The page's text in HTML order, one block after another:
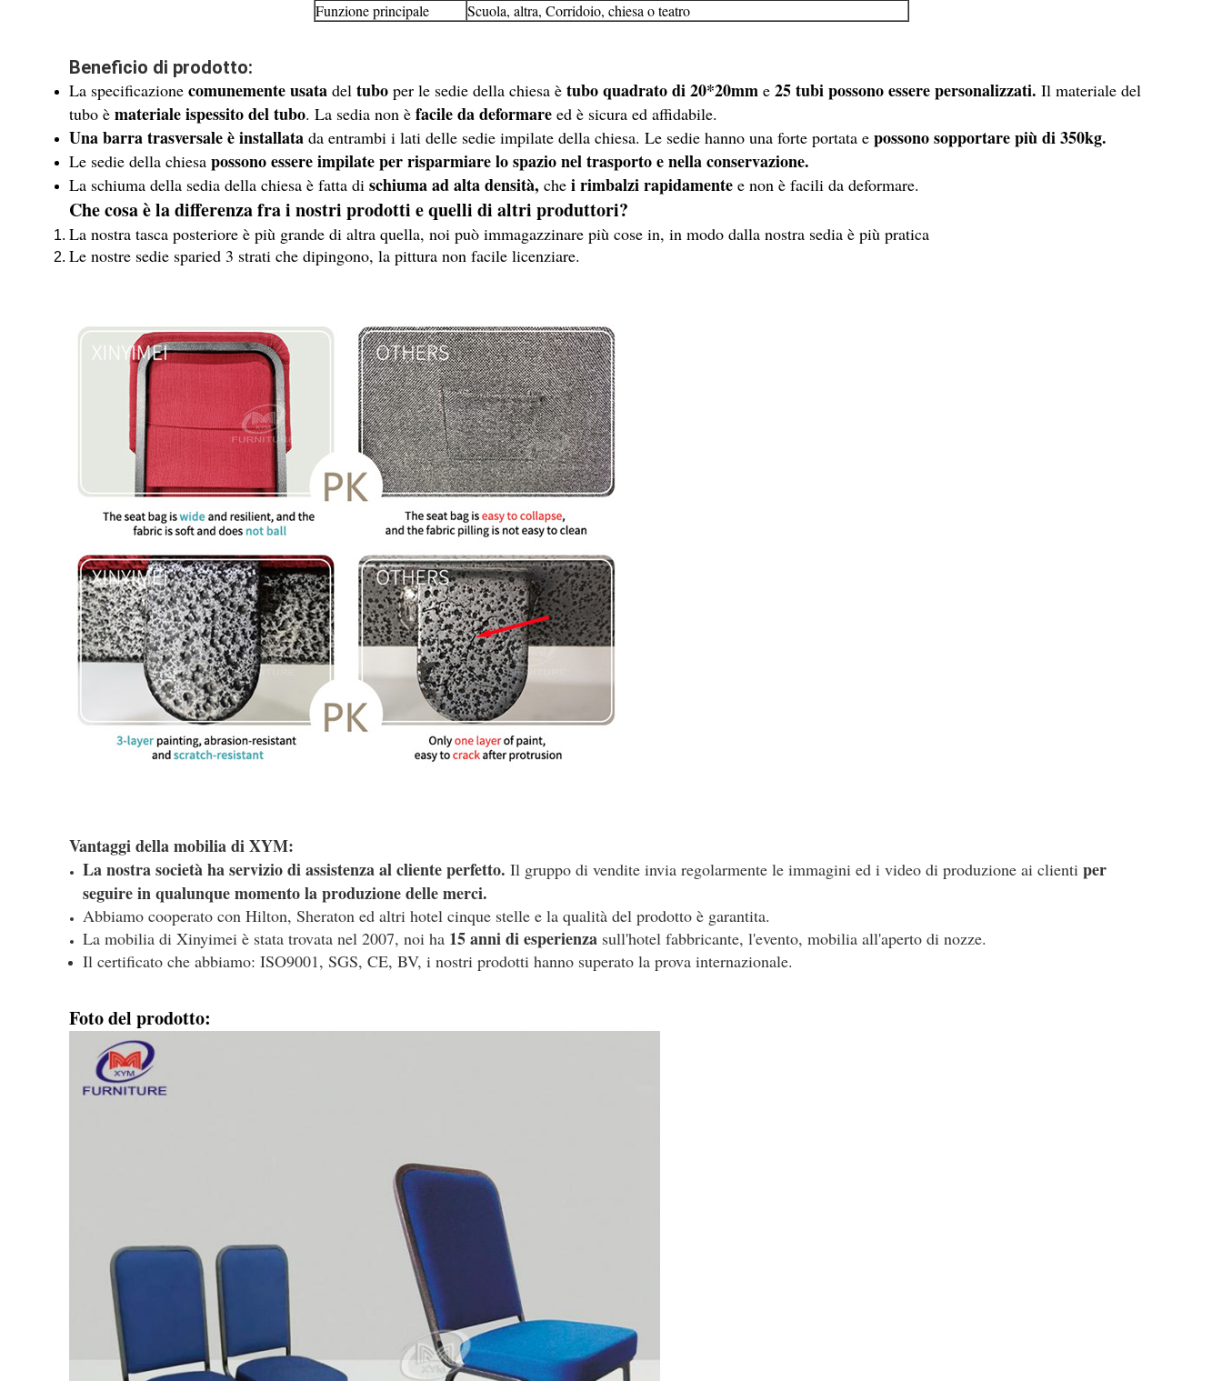
Funzione principale
Scuola, altra, Corridoio, chiesa o teatro
Beneficio di prodotto:
La specificazione comunemente usata del tubo per le sedie della chiesa è tubo quadrato di 20*20mm e 25 tubi possono essere personalizzati. Il materiale del
tubo è materiale ispessito del tubo. La sedia non è facile da deformare ed è sicura ed affidabile.
Una barra trasversale è installata da entrambi i lati delle sedie impilate della chiesa. Le sedie hanno una forte portata e possono sopportare più di 350kg.
Le sedie della chiesa possono essere impilate per risparmiare lo spazio nel trasporto e nella conservazione.
La schiuma della sedia della chiesa è fatta di schiuma ad alta densità, che i rimbalzi rapidamente e non è facili da deformare.
Che cosa è la differenza fra i nostri prodotti e quelli di altri produttori?
La nostra tasca posteriore è più grande di altra quella, noi può immagazzinare più cose in, in modo dalla nostra sedia è più pratica
Le nostre sedie sparied 3 strati che dipingono, la pittura non facile licenziare.
Vantaggi della mobilia di XYM:
La nostra società ha servizio di assistenza al cliente perfetto. Il gruppo di vendite invia regolarmente le immagini ed i video di produzione ai clienti per
seguire in qualunque momento la produzione delle merci.
Abbiamo cooperato con Hilton, Sheraton ed altri hotel cinque stelle e la qualità del prodotto è garantita.
La mobilia di Xinyimei è stata trovata nel 2007, noi ha 15 anni di esperienza sull'hotel fabbricante, l'evento, mobilia all'aperto di nozze.
Il certificato che abbiamo: ISO9001, SGS, CE, BV, i nostri prodotti hanno superato la prova internazionale.
Foto del prodotto: